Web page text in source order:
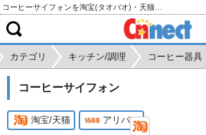
カテゴリ キッチン/調理 コーヒー器具
コーヒーサイフォン
淘宝/天猫 アリババ